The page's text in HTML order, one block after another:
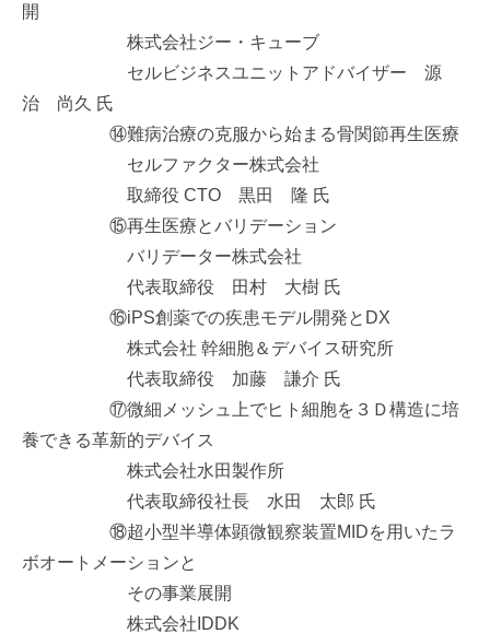
開
株式会社ジー・キューブ
セルビジネスユニットアドバイザー 源
治 尚久 氏
⑭難病治療の克服から始まる骨関節再生医療
セルファクター株式会社
取締役 CTO 黒田 隆 氏
⑮再生医療とバリデーション
バリデーター株式会社
代表取締役 田村 大樹 氏
⑯iPS創薬での疾患モデル開発とDX
株式会社 幹細胞＆デバイス研究所
代表取締役 加藤 謙介 氏
⑰微細メッシュ上でヒト細胞を３Ｄ構造に培
養できる革新的デバイス
株式会社水田製作所
代表取締役社長 水田 太郎 氏
⑱超小型半導体顕微観察装置MIDを用いたラ
ボオートメーションと
その事業展開
株式会社IDDK